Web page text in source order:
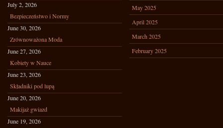
July 2, 2026
Bezpieczeństwo i Normy
June 30, 2026
Zrównoważona Moda
June 27, 2026
Kobiety w Nauce
June 23, 2026
Składniki pod lupą
June 20, 2026
Makijaż gwiazd
June 19, 2026
May 2025
April 2025
March 2025
February 2025